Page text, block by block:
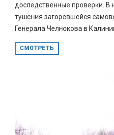
доследственные проверки. В
тушения загоревшейся
Генерала Челнокова в
СМОТРЕТЬ